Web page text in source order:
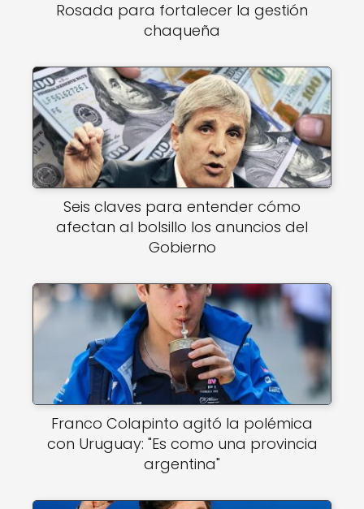
Rosada para fortalecer la gestión
chaqueña
Seis claves para entender cómo
afectan al bolsillo los anuncios del
Gobierno
Franco Colapinto agitó la polémica
con Uruguay: "Es como una provincia
argentina"